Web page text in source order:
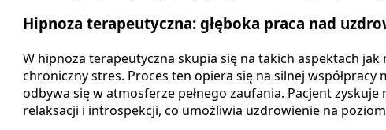
Hipnoza terapeutyczna: głęboka praca nad
W hipnoza terapeutyczna skupia się na takich aspektach jak
chroniczny stres. Proces ten opiera się na silnej
odbywa się w atmosferze pełnego zaufania. Pacjent
relaksacji i introspekcji, co umożliwia uzdrowienie na